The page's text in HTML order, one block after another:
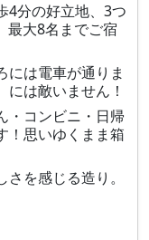
4分の好立地、3つ
最大8名までご宿
には電車が通りま
は敵いません！
・コンビニ・日帰
！思いゆくまま箱
を感じる造り。